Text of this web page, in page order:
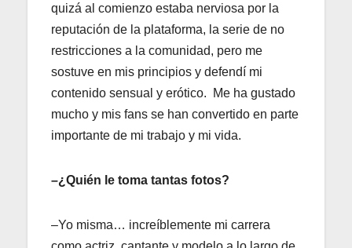
quizá al comienzo estaba nerviosa por la
reputación de la plataforma, la serie de no
restricciones a la comunidad, pero me
sostuve en mis principios y defendí mi
contenido sensual y erótico. Me ha gustado
mucho y mis fans se han convertido en parte
importante de mi trabajo y mi vida.
–¿Quién le toma tantas fotos?
–Yo misma… increíblemente mi carrera